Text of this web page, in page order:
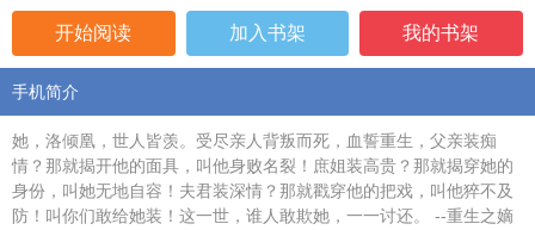
开始阅读 加入书架 我的书架
手机简介
她，洛倾凰，世人皆羡。受尽亲人背叛而死，血誓重生，父亲装痴
情？那就揭开他的面具，叫他身败名裂！庶姐装高贵？那就揭穿她的
身份，叫她无地自容！夫君装深情？那就戳穿他的把戏，叫他猝不及
防！叫你们敢给她装！这一世，谁人敢欺她，一一讨还。 --重生之嫡